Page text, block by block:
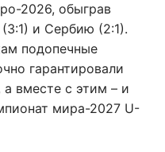
2026, обыграв
и Сербию (2:1).
подопечные
гарантировали
вместе с этим – и
мира-2027 U-